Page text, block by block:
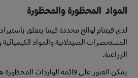
المواد المحظورة والمحظورة
لدى فيتنام لوائح محددة فيما يتعلق
المستحضرات الصيدلانية والمواد الكيميائية
الزراعية.
يمكن العثور على قائمة الواردات المحظورة